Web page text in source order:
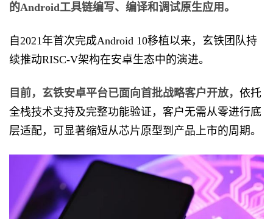
的Android工具链编写、编译和调试原生应用。
自2021年首次完成Android 10移植以来，玄铁团队持
续推动RISC-V架构在安卓生态中的演进。
目前，玄铁安卓平台已面向首批战略客户开放， 依托
全栈技术支持及完整功能验证，客户无需从零进行底
层适配，可显著缩短从芯片原型到产品上市的周期。